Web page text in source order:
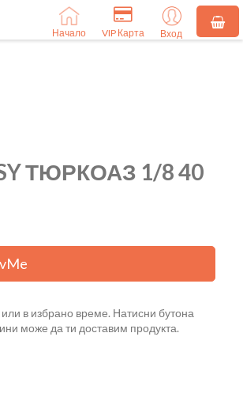
Начало VIP Карта Вход
ТЮРКОАЗ 1/8 40
в избрано време. Натисни бутона
може да ти доставим продукта.